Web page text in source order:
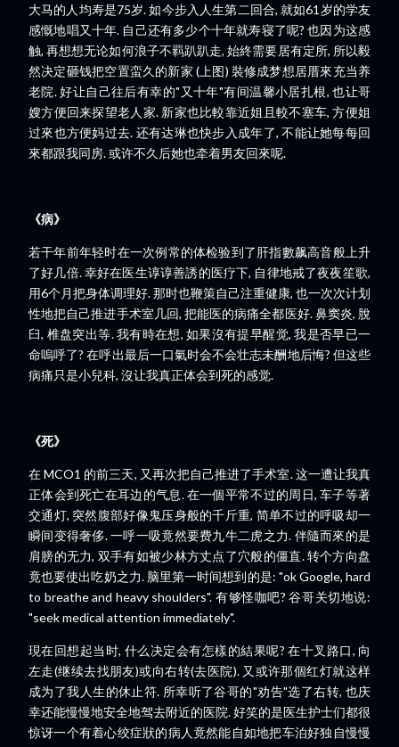
大马的人均寿是75岁. 如今步入人生第二回合, 就如61岁的学友
感慨地唱又十年. 自己还有多少个十年就寿寝了呢? 也因为这感
触, 再想想无论如何浪子不羁趴趴走, 始終需要居有定所, 所以毅
然决定砸钱把空置蛮久的新家 (上图) 裝修成梦想居厝來充当养
老院. 好让自己往后有幸的"又十年"有间温馨小居扎根, 也让哥
嫂方便回来探望老人家. 新家也比較靠近姐且較不塞车, 方便姐
过來也方便妈过去. 还有达琳也快步入成年了, 不能让她每每回
來都跟我同房. 或许不久后她也牵着男友回來呢.
《病》
若干年前年轻时在一次例常的体检验到了肝指數飙高音般上升
了好几倍. 幸好在医生谆谆善誘的医疗下, 自律地戒了夜夜笙歌,
用6个月把身体调理好. 那时也鞭策自己注重健康, 也一次次计划
性地把自己推进手术室几回, 把能医的病痛全都医好. 鼻窦炎, 脫
臼, 椎盘突出等. 我有時在想, 如果沒有提早醒觉, 我是否早已一
命嗚呼了? 在呼出最后一口氣时会不会壮志未酬地后悔? 但这些
病痛只是小兒科, 沒让我真正体会到死的感觉.
《死》
在 MCO1 的前三天, 又再次把自己推进了手术室. 这一遭让我真
正体会到死亡在耳边的气息. 在一個平常不过的周日, 车子等著
交通灯, 突然腹部好像鬼压身般的千斤重, 简单不过的呼吸却一
瞬间变得奢侈. 一呼一吸竟然要费九牛二虎之力. 伴隨而來的是
肩膀的无力, 双手有如被少林方丈点了穴般的僵直. 转个方向盘
竟也要使出吃奶之力. 脑里第一时间想到的是: "ok Google, hard
to breathe and heavy shoulders". 有够怪咖吧? 谷哥关切地说:
"seek medical attention immediately".
現在回想起当时, 什么决定会有怎樣的結果呢? 在十叉路口, 向
左走(继续去找朋友)或向右转(去医院). 又或许那個红灯就这样
成为了我人生的休止符. 所幸听了谷哥的"劝告"选了右转, 也庆
幸还能慢慢地安全地驾去附近的医院. 好笑的是医生护士们都很
惊讶一个有着心绞症狀的病人竟然能自如地把车泊好独自慢慢